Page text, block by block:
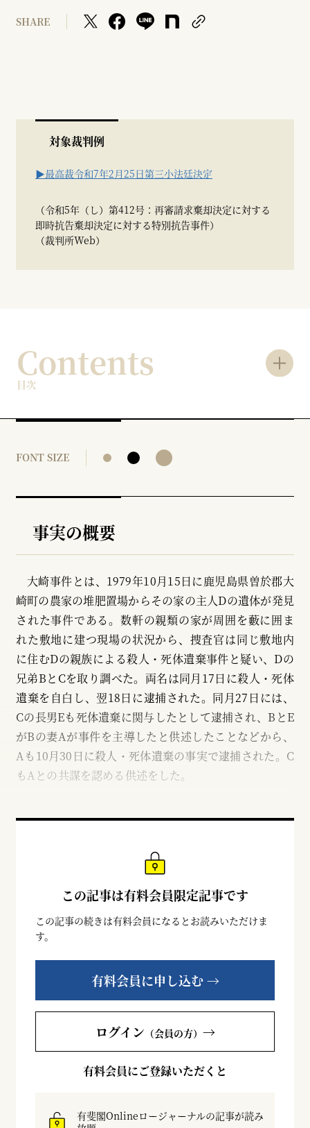
SHARE
対象裁判例
▶最高裁令和7年2月25日第三小法廷決定
（令和5年（し）第412号：再審請求棄却決定に対する
即時抗告棄却決定に対する特別抗告事件）
（裁判所Web）
Contents
目次
FONT SIZE
事実の概要
大崎事件とは、1979年10月15日に鹿児島県曽於郡大
崎町の農家の堆肥置場からその家の主人Dの遺体が発見
された事件である。数軒の親類の家が周囲を藪に囲ま
れた敷地に建つ現場の状況から、捜査官は同じ敷地内
に住むDの親族による殺人・死体遺棄事件と疑い、Dの
兄弟BとCを取り調べた。両名は同月17日に殺人・死体
遺棄を自白し、翌18日に逮捕された。同月27日には、
Cの長男Eも死体遺棄に関与したとして逮捕され、BとE
がBの妻Aが事件を主導したと供述したことなどから、
Aも10月30日に殺人・死体遺棄の事実で逮捕された。C
もAとの共謀を認める供述をした。
この記事は有料会員限定記事です
この記事の続きは有料会員になるとお読みいただけま
す。
有料会員に申し込む →
ログイン （会員の方） →
有料会員にご登録いただくと
有斐閣Onlineロージャーナルの記事が読み